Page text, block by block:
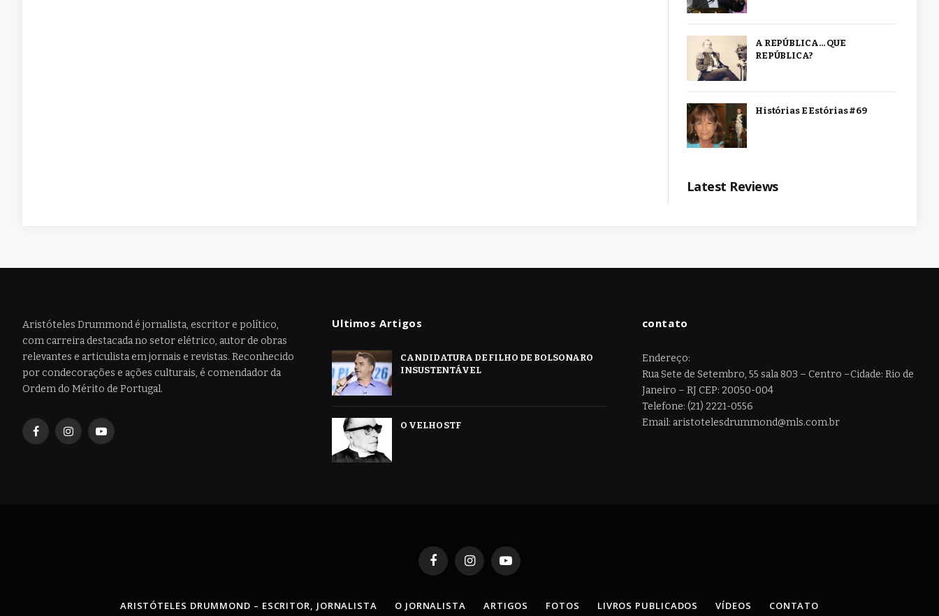
A REPÚBLICA… QUE
REPÚBLICA?
Histórias E Estórias #69
Latest Reviews
Aristóteles Drummond é jornalista, escritor e político,
com carreira destacada no setor elétrico, autor de obras
relevantes e articulista em jornais e revistas. Reconhecido
por condecorações e ações culturais, é comendador da
Ordem do Mérito de Portugal.
FacebookInstagramYouTube
Ultimos Artigos
CANDIDATURA DE FILHO DE BOLSONARO
INSUSTENTÁVEL
O VELHO STF
contato
Endereço:
Rua Sete de Setembro, 55 sala 803 – Centro –Cidade: Rio de
Janeiro – RJ CEP: 20050-004
Telefone: (21) 2221-0556
Email: aristotelesdrummond@mls.com.br
FacebookInstagramYouTube
ARISTÓTELES DRUMMOND – ESCRITOR, JORNALISTA O JORNALISTA ARTIGOS FOTOS LIVROS PUBLICADOS VÍDEOS CONTATO